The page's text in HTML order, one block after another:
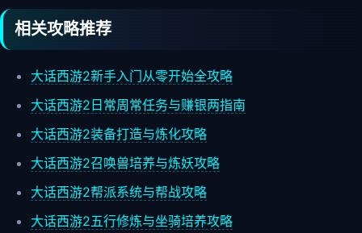
相关攻略推荐
大话西游2新手入门从零开始全攻略
大话西游2日常周常任务与赚银两指南
大话西游2装备打造与炼化攻略
大话西游2召唤兽培养与炼妖攻略
大话西游2帮派系统与帮战攻略
大话西游2五行修炼与坐骑培养攻略